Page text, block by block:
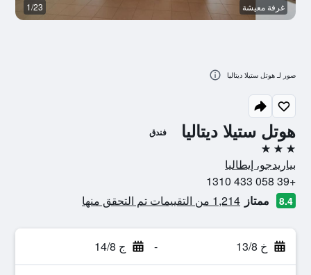
هوتل ستيلا ديتاليا فندق
3 نجوم
بياريدجو، إيطاليا
+39 058 433 1310
8.4 ممتاز 1,214 من التقييمات تم التحقق منها
خ 13/8 - ج 14/8
غرفة معيشة 1/23
صور لـ هوتل ستيلا ديتاليا